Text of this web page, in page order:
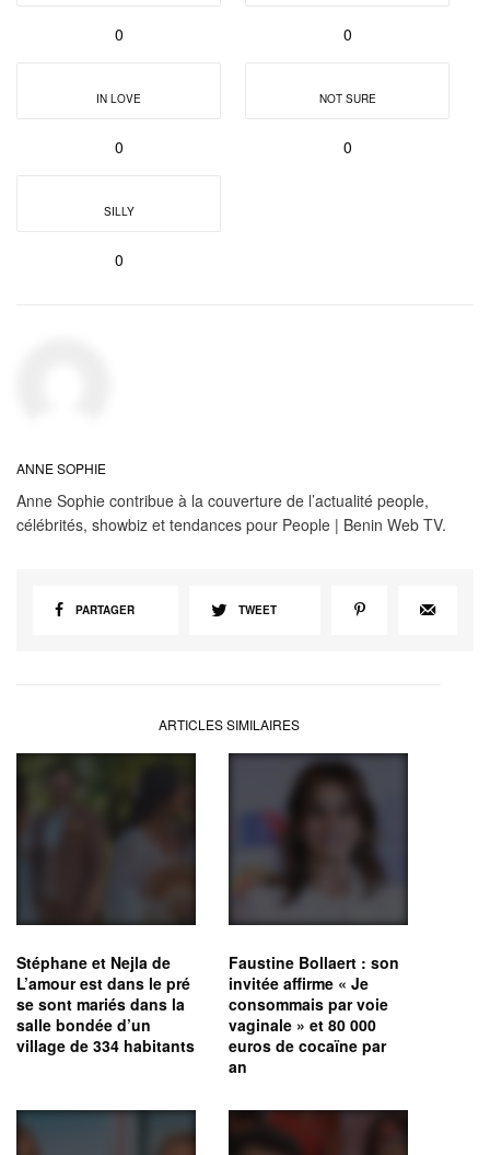
0 0
IN LOVE
0
NOT SURE
0
SILLY
0
ANNE SOPHIE
Anne Sophie contribue à la couverture de l’actualité people,
célébrités, showbiz et tendances pour People | Benin Web TV.
PARTAGER TWEET
ARTICLES SIMILAIRES
Stéphane et Nejla de
L’amour est dans le pré
se sont mariés dans la
salle bondée d’un
village de 334 habitants
Faustine Bollaert : son
invitée affirme « Je
consommais par voie
vaginale » et 80 000
euros de cocaïne par
an